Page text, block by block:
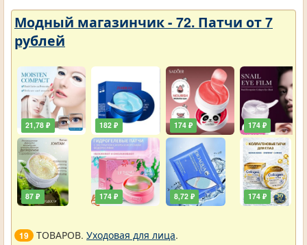
Модный магазинчик - 72. Патчи от 7
рублей
21,78 ₽
87 ₽
182 ₽
174 ₽
174 ₽
8,72 ₽
174 ₽
174 ₽
19 ТОВАРОВ. Уходовая для лица.